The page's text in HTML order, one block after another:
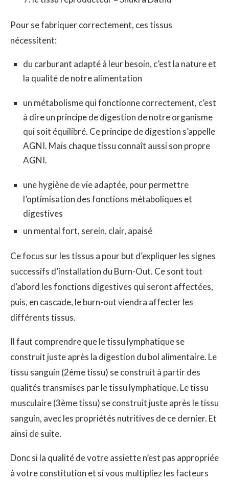
Pour se fabriquer correctement, ces tissus
nécessitent:
du carburant adapté à leur besoin, c’est la nature et
la qualité de notre alimentation
un métabolisme qui fonctionne correctement, c’est
à dire un principe de digestion de notre organisme
qui soit équilibré. Ce principe de digestion s’appelle
AGNI. Mais chaque tissu connaît aussi son propre
AGNI.
une hygiène de vie adaptée, pour permettre
l’optimisation des fonctions métaboliques et
digestives
un mental fort, serein, clair, apaisé
Ce focus sur les tissus a pour but d’expliquer les signes
successifs d’installation du Burn-Out. Ce sont tout
d’abord les fonctions digestives qui seront affectées,
puis, en cascade, le burn-out viendra affecter les
différents tissus.
Il faut comprendre que le tissu lymphatique se
construit juste après la digestion du bol alimentaire. Le
tissu sanguin (2ème tissu) se construit à partir des
qualités transmises par le tissu lymphatique. Le tissu
musculaire (3ème tissu) se construit juste après le tissu
sanguin, avec les propriétés nutritives de ce dernier. Et
ainsi de suite.
Donc si la qualité de votre assiette n’est pas appropriée
à votre constitution et si vous multipliez les facteurs